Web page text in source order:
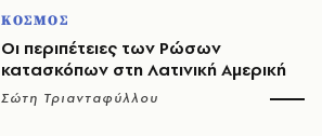
ΚΟΣΜΟΣ
Οι περιπέτειες των Ρώσων
κατασκόπων στη Λατινική Αμερική
Σώτη Τριανταφύλλου